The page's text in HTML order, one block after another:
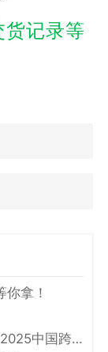
记录等
拿！
喜讯！大森林物流创始人 Forest 荣登2025中国跨境电商物流名人堂！